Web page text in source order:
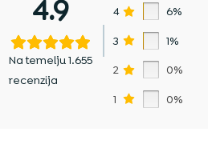
4.9
Na temelju 1.655
recenzija
4 6%
3 1%
2 0%
1 0%